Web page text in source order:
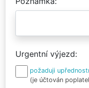
Urgentní výjezd
požaduji
(je účtován